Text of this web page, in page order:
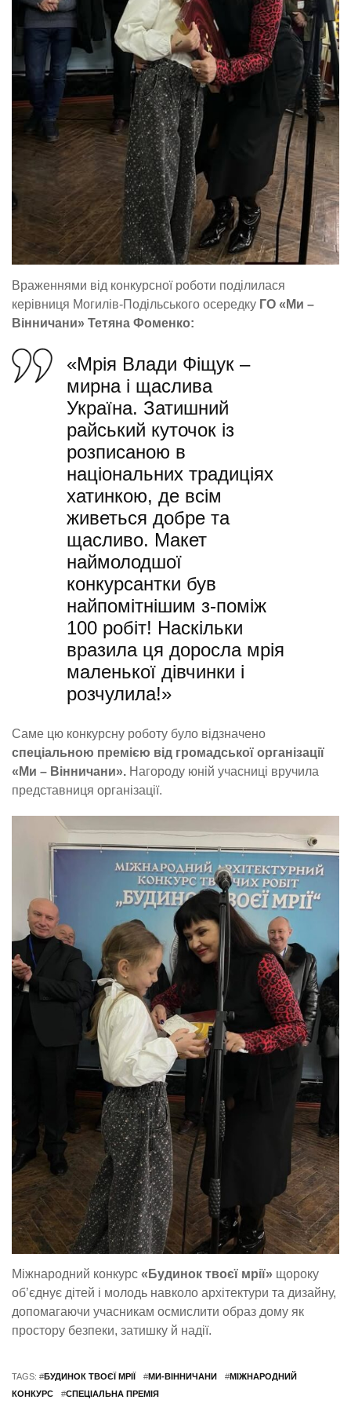
Враженнями від конкурсної роботи поділилася
керівниця Могилів-Подільського осередку ГО «Ми –
Вінничани» Тетяна Фоменко:
«Мрія Влади Фіщук –
мирна і щаслива
Україна. Затишний
райський куточок із
розписаною в
національних традиціях
хатинкою, де всім
живеться добре та
щасливо. Макет
наймолодшої
конкурсантки був
найпомітнішим з-поміж
100 робіт! Наскільки
вразила ця доросла мрія
маленької дівчинки і
розчулила!»
Саме цю конкурсну роботу було відзначено
спеціальною премією від громадської організації
«Ми – Вінничани». Нагороду юній учасниці вручила
представниця організації.
Міжнародний конкурс «Будинок твоєї мрії» щороку
об’єднує дітей і молодь навколо архітектури та дизайну,
допомагаючи учасникам осмислити образ дому як
простору безпеки, затишку й надії.
TAGS: #БУДИНОК ТВОЄЇ МРІЇ #МИ-ВІННИЧАНИ #МІЖНАРОДНИЙ
КОНКУРС
#СПЕЦІАЛЬНА ПРЕМІЯ